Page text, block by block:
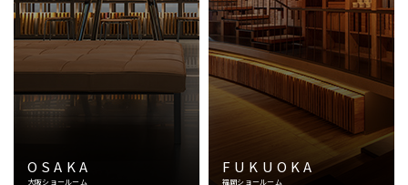
OSAKA
大阪ショールーム
FUKUOKA
福岡ショールーム